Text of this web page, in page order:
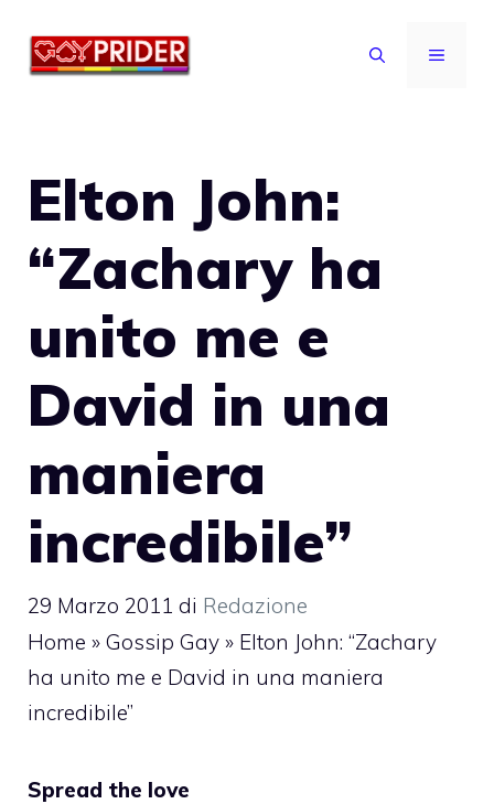
MENU
Elton John:
“Zachary ha
unito me e
David in una
maniera
incredibile”
29 Marzo 2011 di Redazione
Home » Gossip Gay » Elton John: “Zachary
ha unito me e David in una maniera
incredibile”
Spread the love